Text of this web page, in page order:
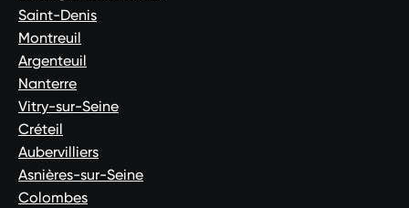
Saint-Denis
Montreuil
Argenteuil
Nanterre
Vitry-sur-Seine
Créteil
Aubervilliers
Asnières-sur-Seine
Colombes